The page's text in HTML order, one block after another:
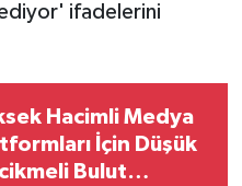
ifadelerini
Hacimli Medya
İçin Düşük
Bulut